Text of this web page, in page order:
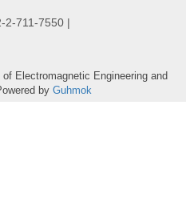
2-711-7550 |
Electromagnetic Engineering and
by Guhmok